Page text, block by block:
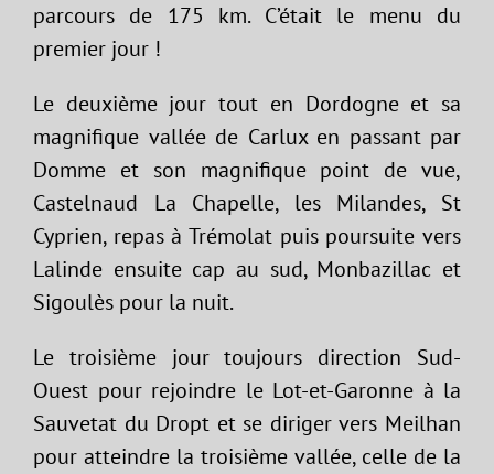
parcours de 175 km. C’était le menu du
premier jour !
Le deuxième jour tout en Dordogne et sa
magnifique vallée de Carlux en passant par
Domme et son magnifique point de vue,
Castelnaud La Chapelle, les Milandes, St
Cyprien, repas à Trémolat puis poursuite vers
Lalinde ensuite cap au sud, Monbazillac et
Sigoulès pour la nuit.
Le troisième jour toujours direction Sud-
Ouest pour rejoindre le Lot-et-Garonne à la
Sauvetat du Dropt et se diriger vers Meilhan
pour atteindre la troisième vallée, celle de la